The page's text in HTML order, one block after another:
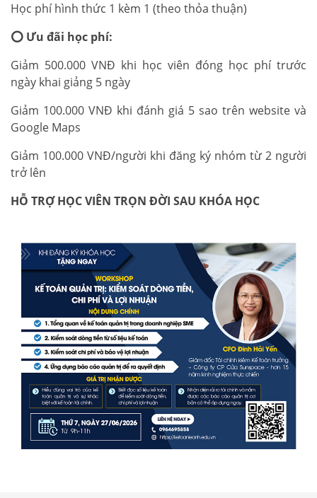
Học phí hình thức 1 kèm 1 (theo thỏa thuận)
⭕ Ưu đãi học phí:
Giảm 500.000 VNĐ khi học viên đóng học phí trước
ngày khai giảng 5 ngày
Giảm 100.000 VNĐ khi đánh giá 5 sao trên website và
Google Maps
Giảm 100.000 VNĐ/người khi đăng ký nhóm từ 2 người
trở lên
HỖ TRỢ HỌC VIÊN TRỌN ĐỜI SAU KHÓA HỌC